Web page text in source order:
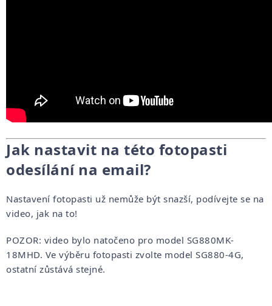
Jak nastavit na této fotopasti
odesílání na email?
Nastavení fotopasti už nemůže být snazší, podívejte se na
video, jak na to!
POZOR: video bylo natočeno pro model SG880MK-
18MHD. Ve výběru fotopasti zvolte model SG880-4G,
ostatní zůstává stejné.